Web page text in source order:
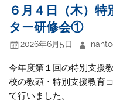
６月４日（木）
ター研修会①
2026年6月5日
今年度第１回の特別支援
校の教頭・特別支援教育
て行いました。